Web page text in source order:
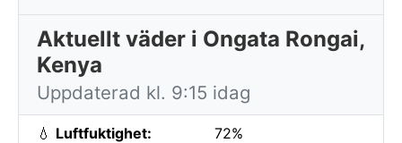
Aktuellt väder i Ongata Rongai,
Kenya
Uppdaterad kl. 9:15 idag
💧 Luftfuktighet: 72%